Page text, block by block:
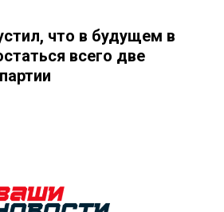
что в будущем в
всего две